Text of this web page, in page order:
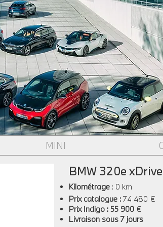
MINI
BMW 320e
Kilométrage : 0 km
Prix catalogue : 74 480 €
Prix Indigo : 55 900 €
Livraison sous 7 jours